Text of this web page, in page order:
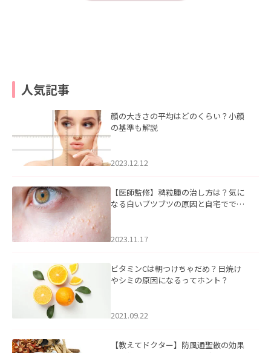
人気記事
顔の大きさの平均はどのくらい？小顔
の基準も解説
2023.12.12
【医師監修】稗粒腫の治し方は？気に
なる白いブツブツの原因と自宅ででき
2023.11.17
ビタミンCは朝つけちゃだめ？日焼け
やシミの原因になるってホント？
2021.09.22
【教えてドクター】防風通聖散の効果